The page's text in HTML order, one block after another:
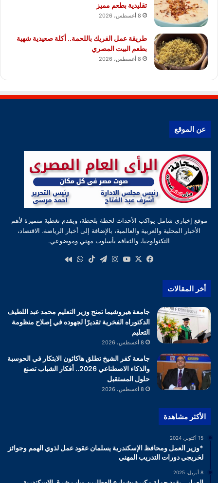
تقليدية بطعم مميز
8 أغسطس، 2026
طريقة عمل الفريك باللحمة.. أكلة صعيدية شهية
بطعم البيت المصري
8 أغسطس، 2026
عن الموقع
موقع إخباري شامل يواكب الأحداث لحظة بلحظة، ويقدم تغطية متميزة لأهم
الأخبار المحلية والعربية والعالمية، بالإضافة إلى أخبار الرياضة، الاقتصاد،
التكنولوجيا، والثقافة بأسلوب مهني وموضوعي.
فيسبوك
‫X
‫YouTube
انستقرام
تيلقرام‫TikTokواتساب
أخر المقالات
جامعة هيروشيما تمنح وزير التعليم محمد عبد اللطيف
الدكتوراه الفخرية تقديرًا لجهوده في إصلاح منظومة
التعليم
8 أغسطس، 2026
جامعة كفر الشيخ تطلق هاكاثون الابتكار في الحوسبة
والذكاء الاصطناعي 2026.. أفكار الشباب تصنع
حلول المستقبل
8 أغسطس، 2026
الأكثر مشاهدة
15 أكتوبر، 2024
*وزير العمل ومحافظ الإسكندرية يسلمان عقود عمل لذوي الهمم وجوائز
لخريجي دورات التدريب المهني
8 أبريل، 2025